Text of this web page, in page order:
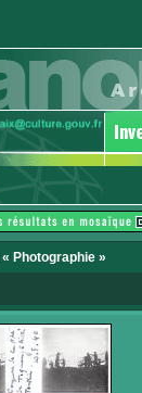
« Photographie »